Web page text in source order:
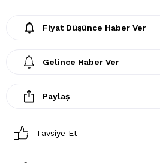
Fiyat Düşünce Haber Ver
Gelince Haber Ver
Paylaş
Tavsiye Et